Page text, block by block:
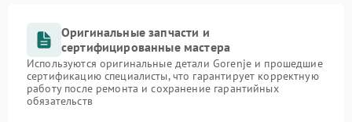
Оригинальные запчасти и
сертифицированные мастера
Используются оригинальные детали Gorenje и прошедшие
сертификацию специалисты, что гарантирует корректную
работу после ремонта и сохранение гарантийных
обязательств